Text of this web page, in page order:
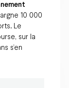
10 000
Le
sur la
s’en